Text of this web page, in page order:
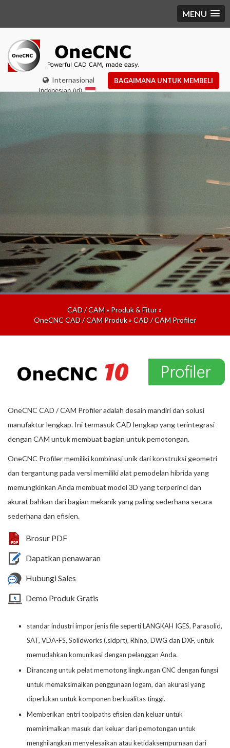
MENU
Internasional BAGAIMANA UNTUK MEMBELI
Indonesian (id)
CAD / CAM» Produk & Fitur»
OneCNC CAD / CAM Produk»CAD / CAM Profiler
OneCNC CAD / CAM Profiler adalah desain mandiri dan solusi
manufaktur lengkap. Ini termasuk CAD lengkap yang terintegrasi
dengan CAM untuk membuat bagian untuk pemotongan.
OneCNC Profiler memiliki kombinasi unik dari konstruksi geometri
dan tergantung pada versi memiliki alat pemodelan hibrida yang
memungkinkan Anda membuat model 3D yang terperinci dan
akurat bahkan dari bagian mekanik yang paling sederhana secara
sederhana dan efisien.
Brosur PDF
Dapatkan penawaran
Hubungi Sales
Demo Produk Gratis
standar industri impor jenis file seperti LANGKAH IGES, Parasolid,
SAT, VDA-FS, Solidworks (.sldprt), Rhino, DWG dan DXF, untuk
memudahkan komunikasi dengan pelanggan Anda.
Dirancang untuk pelat memotong lingkungan CNC dengan fungsi
untuk memaksimalkan penggunaan logam, dan akurasi yang
diperlukan untuk komponen berkualitas tinggi.
Memberikan entri toolpaths efisien dan keluar untuk
meminimalkan masuk dan keluar dari pemotongan untuk
menghilangkan menyelesaikan atau ketidaksempurnaan dari